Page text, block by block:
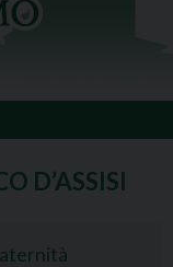
D’ASSISI